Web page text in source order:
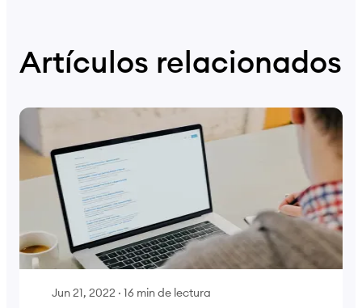
Artículos relacionados
Jun 21, 2022 · 16 min de lectura